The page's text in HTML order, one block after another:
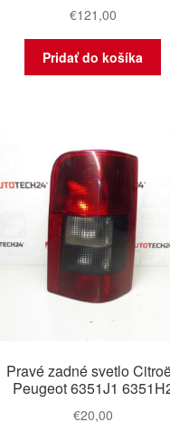
€121,00
Pridať do košíka
Pravé zadné svetlo
Peugeot 6351J1
€20,00